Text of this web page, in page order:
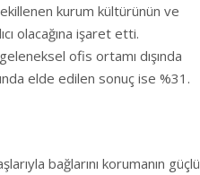
kurum kültürünün ve
olacağına işaret etti.
ofis ortamı dışında
elde edilen sonuç ise %31.
bağlarını korumanın güçlü